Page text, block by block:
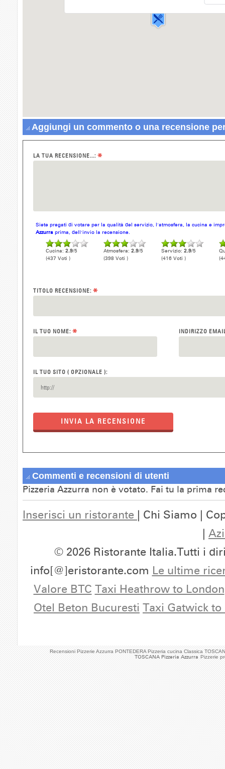
Recensioni Pizzerie Azzurra PONTEDERA Pizzeria cucina Classica
TOSCANA Pizzeria Azzurra Pizzerie
Aggiungi un commento o una recensione
LA TUA RECENSIONE...: *
Siete pregati di votare per la qualità del servizio, l'atmosfera, la cucina e
Azzurra prima, dell'invio la recensione.
Cucina: 2.9/5
(437 Voti )
Atmosfera: 2.9/5
(398 Voti )
Servizio: 2.9/5
(416 Voti )
TITOLO RECENSIONE: *
IL TUO NOME: * INDIRIZZO
IL TUO SITO ( OPZIONALE ):
INVIA LA RECENSIONE
Commenti e recensioni di utenti
Pizzeria Azzurra non è votato. Fai tu la prima
Inserisci un ristorante | Chi Siamo |
|
© 2026 Ristorante Italia.Tutti i
info[@]eristorante.com Le ultime
Valore BTC Taxi Heathrow to London
Otel Beton Bucuresti Taxi Gatwick to